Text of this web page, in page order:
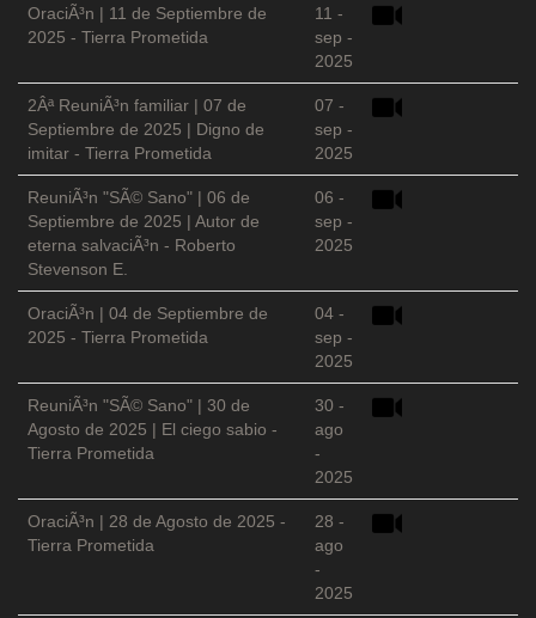
OraciÃ³n | 11 de Septiembre de
2025 - Tierra Prometida
11 -
sep -
2025
2Âª ReuniÃ³n familiar | 07 de
Septiembre de 2025 | Digno de
imitar - Tierra Prometida
07 -
sep -
2025
ReuniÃ³n "SÃ© Sano" | 06 de
Septiembre de 2025 | Autor de
eterna salvaciÃ³n - Roberto
Stevenson E.
06 -
sep -
2025
OraciÃ³n | 04 de Septiembre de
2025 - Tierra Prometida
04 -
sep -
2025
ReuniÃ³n "SÃ© Sano" | 30 de
Agosto de 2025 | El ciego sabio -
Tierra Prometida
30 -
ago
-
2025
OraciÃ³n | 28 de Agosto de 2025 -
Tierra Prometida
28 -
ago
-
2025